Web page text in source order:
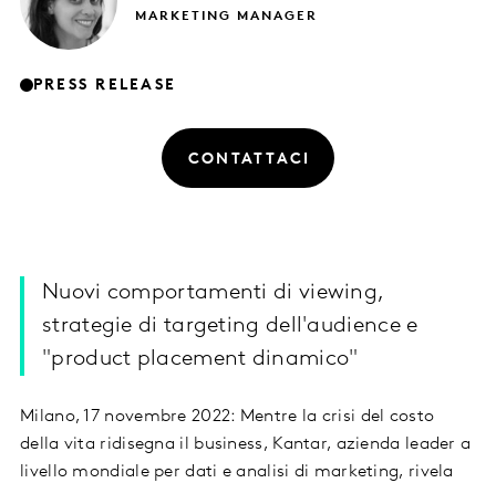
MARKETING MANAGER
PRESS RELEASE
CONTATTACI
Nuovi comportamenti di viewing,
strategie di targeting dell'audience e
"product placement dinamico"
Milano, 17 novembre 2022: Mentre la crisi del costo
della vita ridisegna il business, Kantar, azienda leader a
livello mondiale per dati e analisi di marketing, rivela